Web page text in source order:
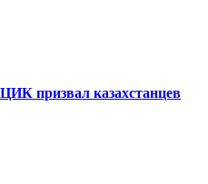
призвал казахстанцев